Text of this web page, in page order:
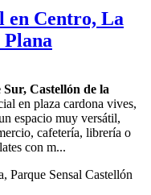
en Centro, La
Plana
Castellón de la
en plaza cardona vives,
espacio muy versátil,
cafetería, librería o
con m...